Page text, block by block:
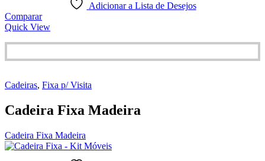
Adicionar a Lista de Desejos
Comparar
Quick View
Cadeiras, Fixa p/ Visita
Cadeira Fixa Madeira
Cadeira Fixa Madeira